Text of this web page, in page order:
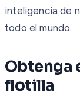
inteligencia de
todo el mundo.
Obtenga
flotilla